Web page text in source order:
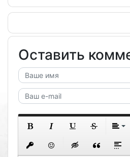
Оставить